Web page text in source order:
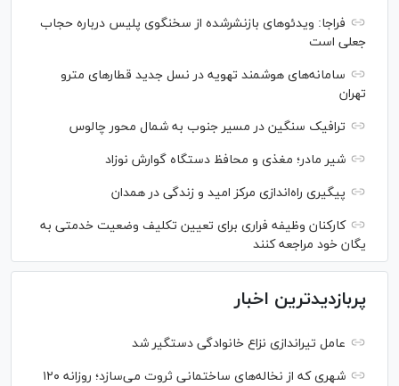
فراجا: ویدئو‌های بازنشرشده از سخنگوی پلیس درباره حجاب
جعلی است
سامانه‌های هوشمند تهویه در نسل جدید قطار‌های مترو
تهران
ترافیک سنگین در مسیر جنوب به شمال محور چالوس
شیر مادر؛ مغذی و محافظ دستگاه گوارش نوزاد
پیگیری راه‌اندازی مرکز امید و زندگی در همدان
کارکنان وظیفه فراری برای تعیین تکلیف وضعیت خدمتی به
یگان خود مراجعه کنند
پربازدیدترین اخبار
عامل تیراندازی نزاع خانوادگی دستگیر شد
شهری که از نخاله‌های ساختمانی ثروت می‌سازد؛ روزانه ۱۲۰